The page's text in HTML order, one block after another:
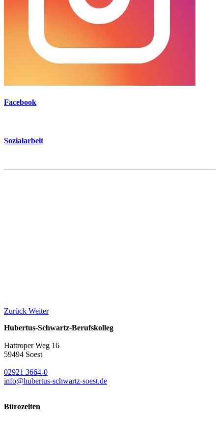
Facebook
Sozialarbeit
Zurück Weiter
Hubertus-Schwartz-Berufskolleg
Hattroper Weg 16
59494 Soest
02921 3664-0
info@hubertus-schwartz-soest.de
Bürozeiten